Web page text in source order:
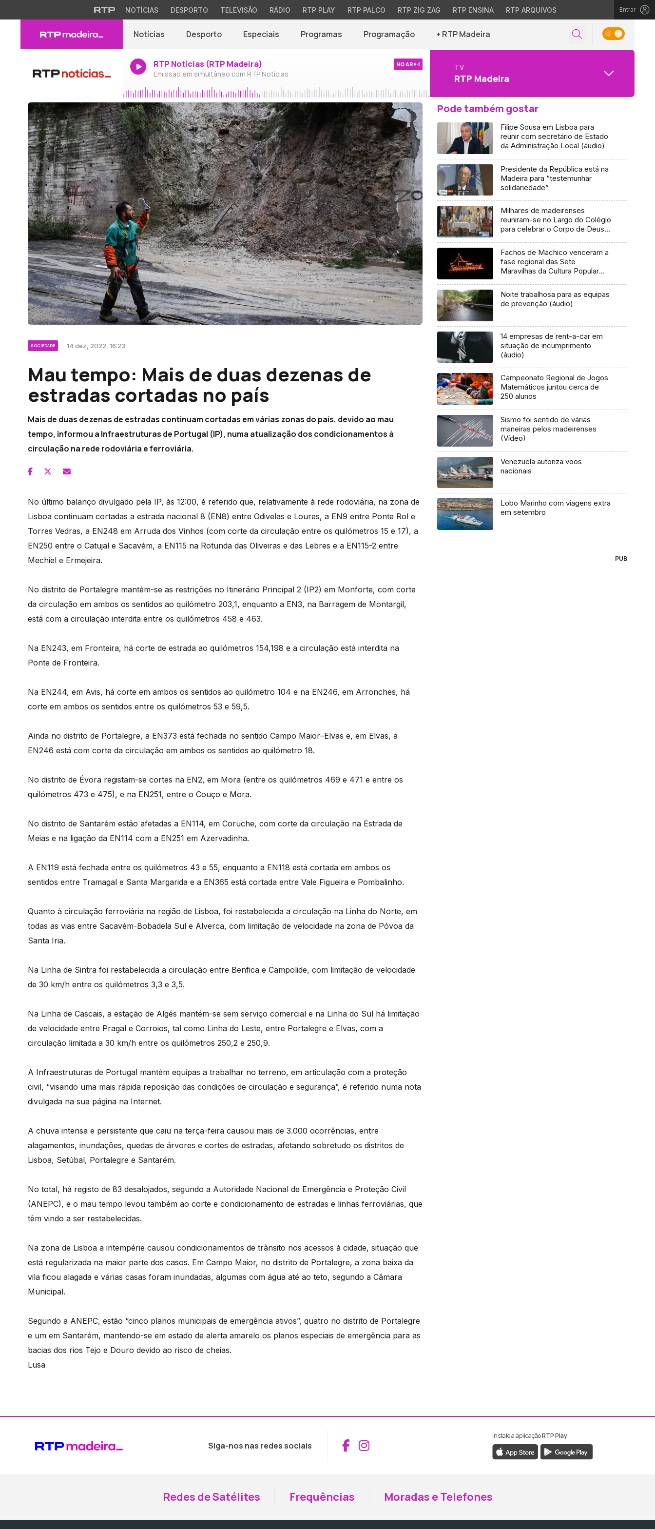
NOTÍCIAS DESPORTO TELEVISÃO RÁDIO RTP PLAY RTP PALCO RTP ZIG ZAG RTP ENSINA RTP ARQUIVOS Entrar
Notícias Desporto Especiais Programas Programação + RTP Madeira
RTP Notícias (RTP Madeira)
Emissão em simultâneo com RTP Notícias
NO AR TV
RTP Madeira
SOCIEDADE 14 dez, 2022, 16:23
Mau tempo: Mais de duas dezenas de
estradas cortadas no país
Mais de duas dezenas de estradas continuam cortadas em várias zonas do país, devido ao mau
tempo, informou a Infraestruturas de Portugal (IP), numa atualização dos condicionamentos à
circulação na rede rodoviária e ferroviária.
No último balanço divulgado pela IP, às 12:00, é referido que, relativamente à rede rodoviária, na zona de
Lisboa continuam cortadas a estrada nacional 8 (EN8) entre Odivelas e Loures, a EN9 entre Ponte Rol e
Torres Vedras, a EN248 em Arruda dos Vinhos (com corte da circulação entre os quilómetros 15 e 17), a
EN250 entre o Catujal e Sacavém, a EN115 na Rotunda das Oliveiras e das Lebres e a EN115-2 entre
Mechiel e Ermejeira.
No distrito de Portalegre mantém-se as restrições no Itinerário Principal 2 (IP2) em Monforte, com corte
da circulação em ambos os sentidos ao quilómetro 203,1, enquanto a EN3, na Barragem de Montargil,
está com a circulação interdita entre os quilómetros 458 e 463.
Na EN243, em Fronteira, há corte de estrada ao quilómetros 154,198 e a circulação está interdita na
Ponte de Fronteira.
Na EN244, em Avis, há corte em ambos os sentidos ao quilómetro 104 e na EN246, em Arronches, há
corte em ambos os sentidos entre os quilómetros 53 e 59,5.
Ainda no distrito de Portalegre, a EN373 está fechada no sentido Campo Maior–Elvas e, em Elvas, a
EN246 está com corte da circulação em ambos os sentidos ao quilómetro 18.
No distrito de Évora registam-se cortes na EN2, em Mora (entre os quilómetros 469 e 471 e entre os
quilómetros 473 e 475), e na EN251, entre o Couço e Mora.
No distrito de Santarém estão afetadas a EN114, em Coruche, com corte da circulação na Estrada de
Meias e na ligação da EN114 com a EN251 em Azervadinha.
A EN119 está fechada entre os quilómetros 43 e 55, enquanto a EN118 está cortada em ambos os
sentidos entre Tramagal e Santa Margarida e a EN365 está cortada entre Vale Figueira e Pombalinho.
Quanto à circulação ferroviária na região de Lisboa, foi restabelecida a circulação na Linha do Norte, em
todas as vias entre Sacavém-Bobadela Sul e Alverca, com limitação de velocidade na zona de Póvoa da
Santa Iria.
Na Linha de Sintra foi restabelecida a circulação entre Benfica e Campolide, com limitação de velocidade
de 30 km/h entre os quilómetros 3,3 e 3,5.
Na Linha de Cascais, a estação de Algés mantém-se sem serviço comercial e na Linha do Sul há limitação
de velocidade entre Pragal e Corroios, tal como Linha do Leste, entre Portalegre e Elvas, com a
circulação limitada a 30 km/h entre os quilómetros 250,2 e 250,9.
A Infraestruturas de Portugal mantém equipas a trabalhar no terreno, em articulação com a proteção
civil, “visando uma mais rápida reposição das condições de circulação e segurança”, é referido numa nota
divulgada na sua página na Internet.
A chuva intensa e persistente que caiu na terça-feira causou mais de 3.000 ocorrências, entre
alagamentos, inundações, quedas de árvores e cortes de estradas, afetando sobretudo os distritos de
Lisboa, Setúbal, Portalegre e Santarém.
No total, há registo de 83 desalojados, segundo a Autoridade Nacional de Emergência e Proteção Civil
(ANEPC), e o mau tempo levou também ao corte e condicionamento de estradas e linhas ferroviárias, que
têm vindo a ser restabelecidas.
Na zona de Lisboa a intempérie causou condicionamentos de trânsito nos acessos à cidade, situação que
está regularizada na maior parte dos casos. Em Campo Maior, no distrito de Portalegre, a zona baixa da
vila ficou alagada e várias casas foram inundadas, algumas com água até ao teto, segundo a Câmara
Municipal.
Segundo a ANEPC, estão “cinco planos municipais de emergência ativos”, quatro no distrito de Portalegre
e um em Santarém, mantendo-se em estado de alerta amarelo os planos especiais de emergência para as
bacias dos rios Tejo e Douro devido ao risco de cheias.
Lusa
Pode também gostar
Filipe Sousa em Lisboa para
reunir com secretário de Estado
da Administração Local (áudio)
Presidente da República está na
Madeira para “testemunhar
solidariedade”
Milhares de madeirenses
reuniram-se no Largo do Colégio
para celebrar o Corpo de Deus
Fachos de Machico venceram a
fase regional das Sete
Maravilhas da Cultura Popular
Noite trabalhosa para as equipas
de prevenção (áudio)
14 empresas de rent-a-car em
situação de incumprimento
(áudio)
Campeonato Regional de Jogos
Matemáticos juntou cerca de
250 alunos
Sismo foi sentido de várias
maneiras pelos madeirenses
(Vídeo)
Venezuela autoriza voos
nacionais
Lobo Marinho com viagens extra
em setembro
PUB
Siga-nos nas redes sociais Aceder ao Facebook da RTP Madeira
Aceder ao Instagram da RTP Madeira
Instale a aplicaçãoRTP Play
Redes de Satélites Frequências Moradas e Telefones